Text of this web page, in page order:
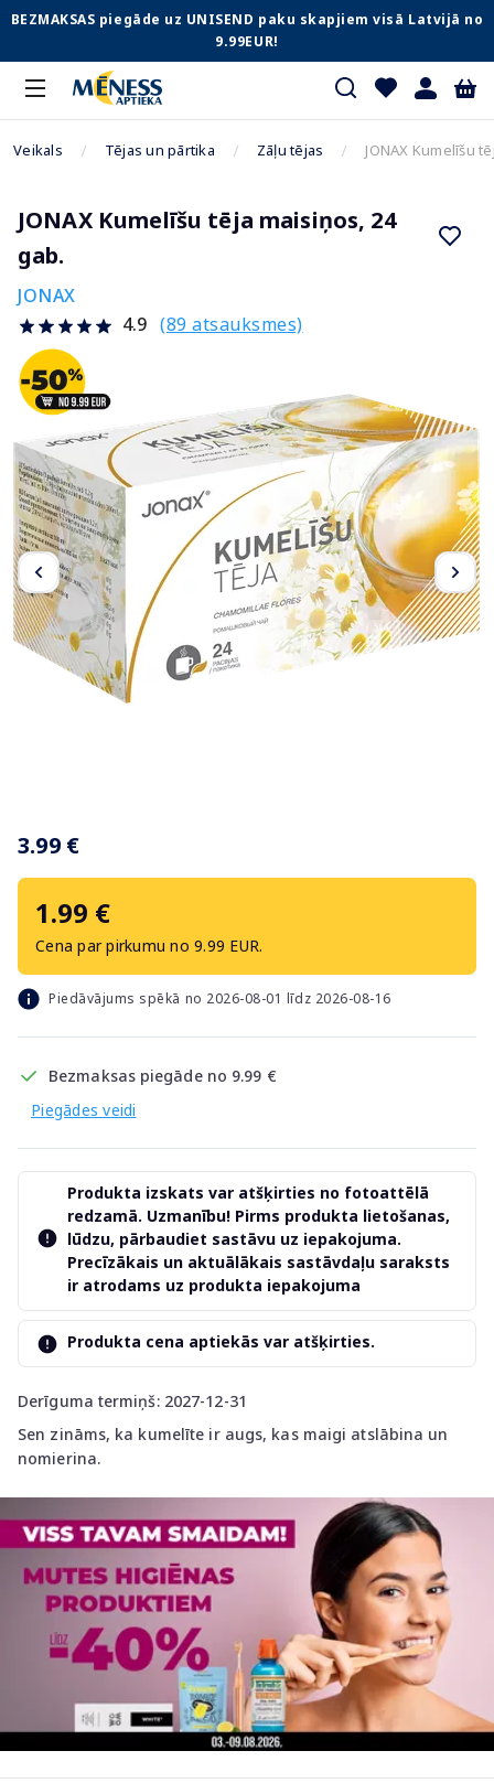
BEZMAKSAS piegāde uz UNISEND paku skapjiem visā Latvijā no
9.99EUR!
Veikals Tējas un pārtika Zāļu tējas JONAX Kumelīšu
JONAX Kumelīšu tēja maisiņos, 24
gab.
JONAX
4.9 (89 atsauksmes)
3.99 €
1.99 €
Cena par pirkumu no 9.99 EUR.
Piedāvājums spēkā no 2026-08-01 līdz 2026-08-16
Bezmaksas piegāde no 9.99 €
Piegādes veidi
Derīguma termiņš: 2027-12-31
Sen zināms, ka kumelīte ir augs, kas maigi atslābina un
nomierina.
Produkta izskats var atšķirties no fotoattēlā
redzamā. Uzmanību! Pirms produkta lietošanas,
lūdzu, pārbaudiet sastāvu uz iepakojuma.
Precīzākais un aktuālākais sastāvdaļu saraksts
ir atrodams uz produkta iepakojuma
Produkta cena aptiekās var atšķirties.